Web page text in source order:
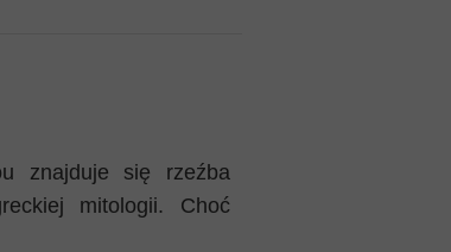
znajduje się rzeźba
mitologii. Choć